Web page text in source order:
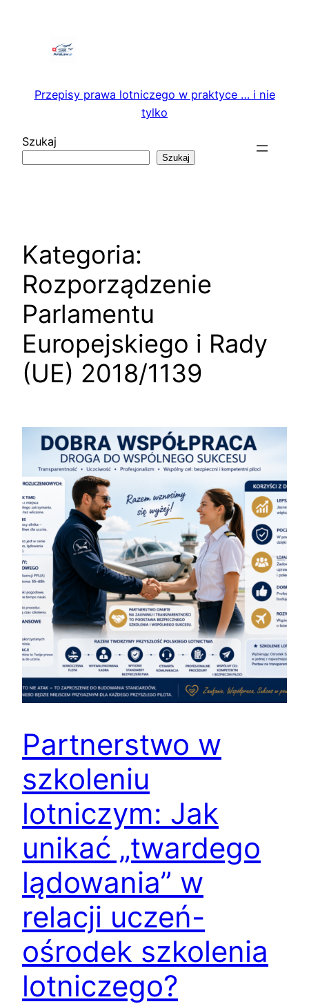
Przepisy prawa lotniczego w praktyce … i nie
tylko
Szukaj
Szukaj
Kategoria:
Rozporządzenie
Parlamentu
Europejskiego i Rady
(UE) 2018/1139
Partnerstwo w
szkoleniu
lotniczym: Jak
unikać „twardego
lądowania” w
relacji uczeń-
ośrodek szkolenia
lotniczego?